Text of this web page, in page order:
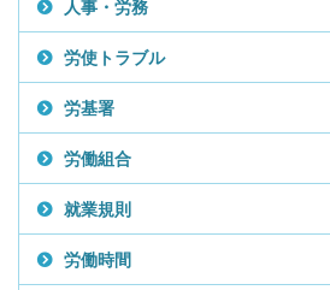
人事・労務
労使トラブル
労基署
労働組合
就業規則
労働時間